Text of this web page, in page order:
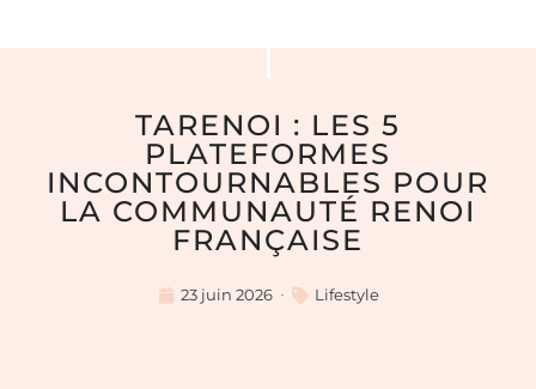
TARENOI : LES 5
PLATEFORMES
INCONTOURNABLES POUR
LA COMMUNAUTÉ RENOI
FRANÇAISE
23 juin 2026 Lifestyle